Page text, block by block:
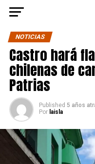
NOTICIAS
Castro hará
chilenas de
Patrias
Published 5 años
Por laisla